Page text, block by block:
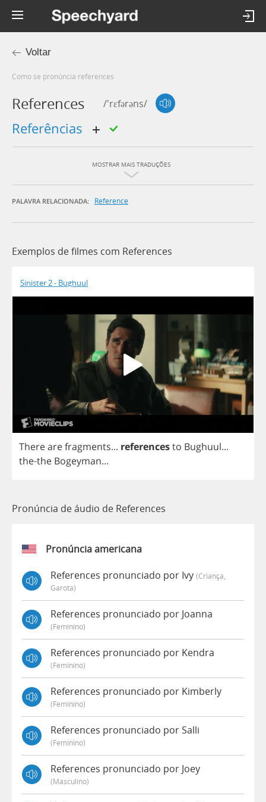
Voltar
Como se pronúncia references
References /'rɛfərəns/
referências
MOSTRAR MAIS TRADUÇÕES
PALAVRA RELACIONADA: Reference
Exemplos de filmes com References
Sinister 2 - Bughuul
Therearefragments... referencesto Bughuul...
the-the Bogeyman...
Pronúncia de áudio de References
Pronúncia americana
References pronunciado por Ivy (criança,
Garota)
References pronunciado por Joanna
(feminino)
References pronunciado por Kendra
(feminino)
References pronunciado por Kimberly
(feminino)
References pronunciado por Salli
(feminino)
References pronunciado por Joey
(masculino)